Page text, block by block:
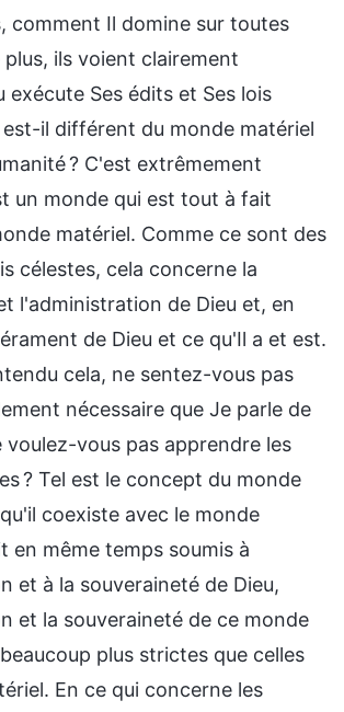
comment Il domine sur toutes
ils voient clairement
exécute Ses édits et Ses lois
est-il différent du monde matériel
? C'est extrêmement
un monde qui est tout à fait
matériel. Comme ce sont des
célestes, cela concerne la
l'administration de Dieu et, en
de Dieu et ce qu'Il a et est.
cela, ne sentez-vous pas
nécessaire que Je parle de
voulez-vous pas apprendre les
? Tel est le concept du monde
coexiste avec le monde
en même temps soumis à
et à la souveraineté de Dieu,
et la souveraineté de ce monde
plus strictes que celles
En ce qui concerne les